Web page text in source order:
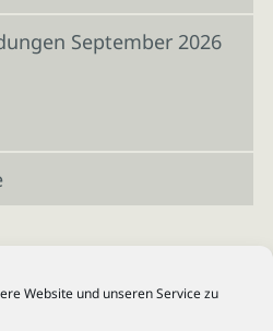
Website und unseren Service zu
September 2026